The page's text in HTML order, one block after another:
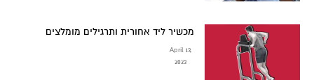
מכשיר ליד אחורית ותרגילים מומלצים
April 13,
2023